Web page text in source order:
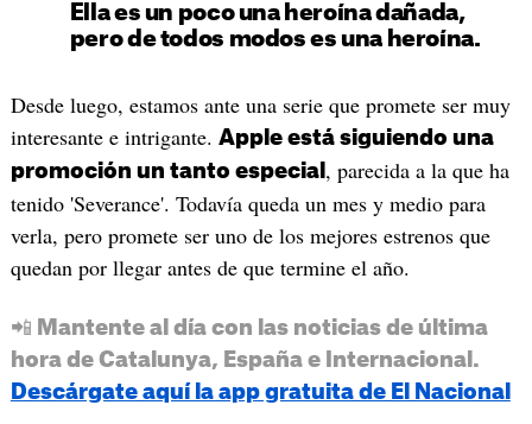
Ella es un poco una heroína dañada,
pero de todos modos es una heroína.
Desde luego, estamos ante una serie que promete ser muy
interesante e intrigante. Apple está siguiendo una
promoción un tanto especial , parecida a la que ha
tenido 'Severance'. Todavía queda un mes y medio para
verla, pero promete ser uno de los mejores estrenos que
quedan por llegar antes de que termine el año.
📲 Mantente al día con las noticias de última
hora de Catalunya, España e Internacional.
Descárgate aquí la app gratuita de El Nacional